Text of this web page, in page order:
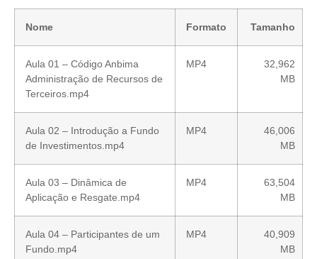
Nome Formato Tamanho
Aula 01 – Código Anbima
Administração de Recursos de
Terceiros.mp4
MP4
32,962
MB
Aula 02 – Introdução a Fundo
de Investimentos.mp4
MP4
46,006
MB
Aula 03 – Dinâmica de
Aplicação e Resgate.mp4
MP4
63,504
MB
Aula 04 – Participantes de um
Fundo.mp4
MP4
40,909
MB